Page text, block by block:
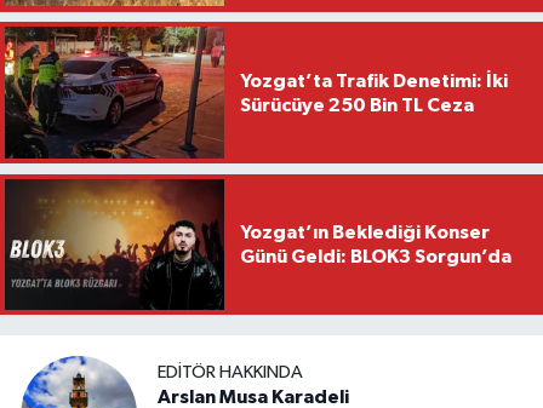
Yozgat’ta Trafik Denetimi: İki
Sürücüye 250 Bin TL Ceza
Yozgat’ın Beklediği Konser
Günü Geldi: BLOK3 Sorgun’da
EDITÖR HAKKINDA
Arslan Musa Karadeli